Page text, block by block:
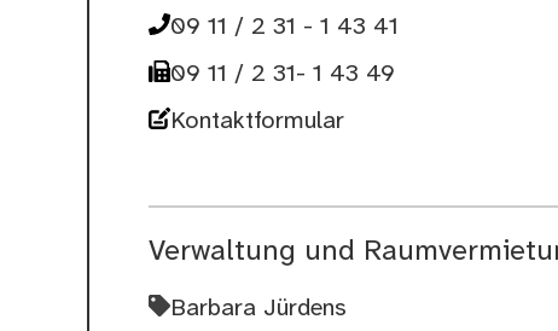
09 11 / 2 31 - 1 43 41
09 11 / 2 31- 1 43 49
Kontaktformular
Verwaltung und
Barbara Jürdens